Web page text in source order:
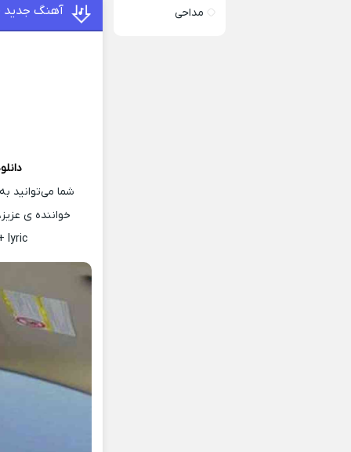
آهنگ جدید
شما می‌توانید
خواننده ی
lyric
مداحی